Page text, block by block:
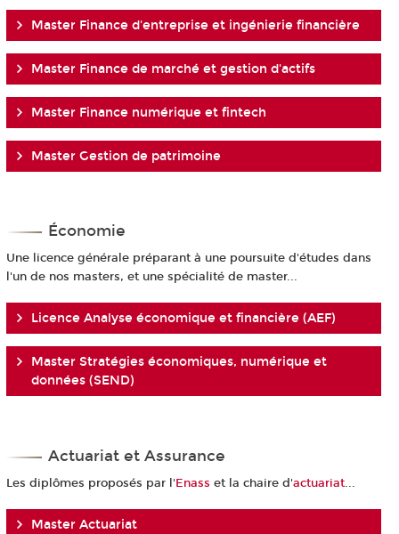
Master Finance d'entreprise et ingénierie financière
Master Finance de marché et gestion d'actifs
Master Finance numérique et fintech
Master Gestion de patrimoine
Économie
Une licence générale préparant à une poursuite d'études dans
l'un de nos masters, et une spécialité de master...
Licence Analyse économique et financière (AEF)
Master Stratégies économiques, numérique et
données (SEND)
Actuariat et Assurance
Les diplômes proposés par l'Enass et la chaire d'actuariat...
Master Actuariat